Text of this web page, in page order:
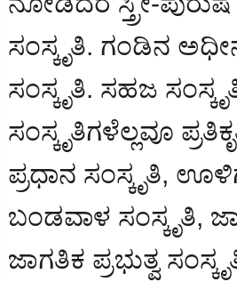
ಸಂಸ್ಕೃತಿ. ಗಂಡಿನ
ಸಂಸ್ಕೃತಿ. ಸಹಜ
ಸಂಸ್ಕೃತಿಗಳೆಲ್ಲವೂ
ಪ್ರಧಾನ ಸಂಸ್ಕೃತಿ,
ಬಂಡವಾಳ ಸಂಸ್ಕೃತಿ,
ಜಾಗತಿಕ ಪ್ರಭುತ್ವ